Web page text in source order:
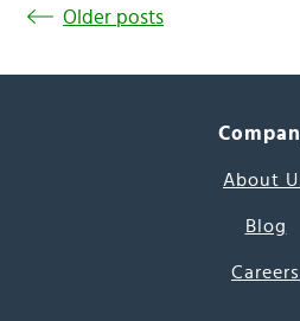
Older posts
About
Blog
Careers